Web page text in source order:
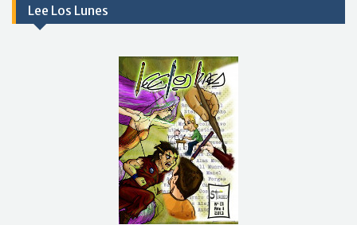
Lee Los Lunes